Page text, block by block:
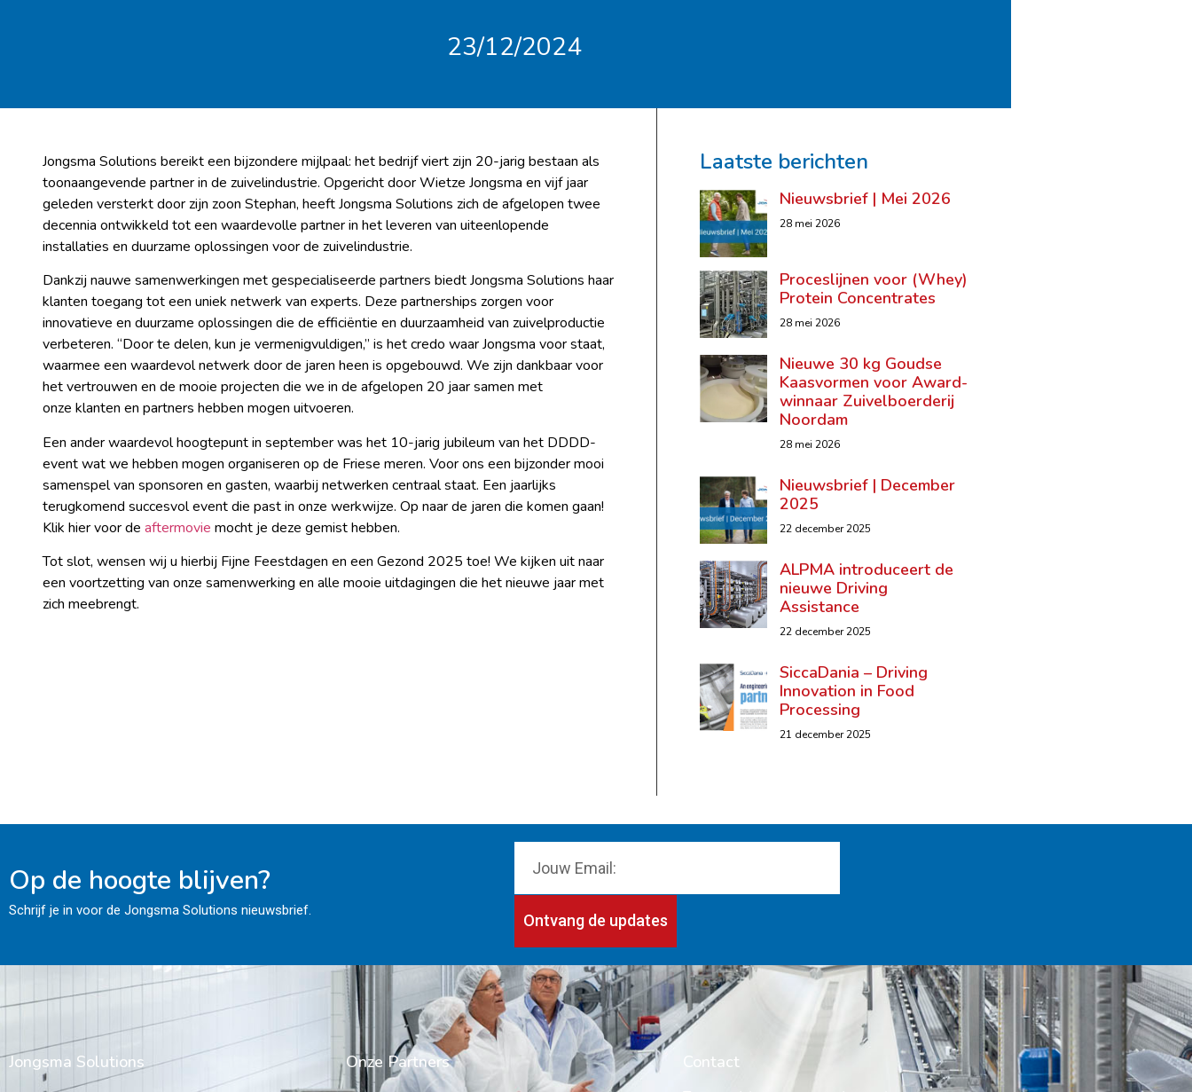
23/12/2024
Jongsma Solutions bereikt een bijzondere mijlpaal: het bedrijf viert zijn 20-jarig bestaan als
toonaangevende partner in de zuivelindustrie. Opgericht door Wietze Jongsma en vijf jaar
geleden versterkt door zijn zoon Stephan, heeft Jongsma Solutions zich de afgelopen twee
decennia ontwikkeld tot een waardevolle partner in het leveren van uiteenlopende
installaties en duurzame oplossingen voor de zuivelindustrie.
Dankzij nauwe samenwerkingen met gespecialiseerde partners biedt Jongsma Solutions haar
klanten toegang tot een uniek netwerk van experts. Deze partnerships zorgen voor
innovatieve en duurzame oplossingen die de efficiëntie en duurzaamheid van zuivelproductie
verbeteren. “Door te delen, kun je vermenigvuldigen,” is het credo waar Jongsma voor staat,
waarmee een waardevol netwerk door de jaren heen is opgebouwd. We zijn dankbaar voor
het vertrouwen en de mooie projecten die we in de afgelopen 20 jaar samen met
onze klanten en partners hebben mogen uitvoeren.
Een ander waardevol hoogtepunt in september was het 10-jarig jubileum van het DDDD-
event wat we hebben mogen organiseren op de Friese meren. Voor ons een bijzonder mooi
samenspel van sponsoren en gasten, waarbij netwerken centraal staat. Een jaarlijks
terugkomend succesvol event die past in onze werkwijze. Op naar de jaren die komen gaan!
Klik hier voor de aftermovie mocht je deze gemist hebben.
Tot slot, wensen wij u hierbij Fijne Feestdagen en een Gezond 2025 toe! We kijken uit naar
een voortzetting van onze samenwerking en alle mooie uitdagingen die het nieuwe jaar met
zich meebrengt.
Laatste berichten
Nieuwsbrief | Mei 2026
28 mei 2026
Proceslijnen voor (Whey)
Protein Concentrates
28 mei 2026
Nieuwe 30 kg Goudse
Kaasvormen voor Award-
winnaar Zuivelboerderij
Noordam
28 mei 2026
Nieuwsbrief | December
2025
22 december 2025
ALPMA introduceert de
nieuwe Driving
Assistance
22 december 2025
SiccaDania – Driving
Innovation in Food
Processing
21 december 2025
Op de hoogte blijven?
Schrijf je in voor de Jongsma Solutions nieuwsbrief.
Ontvang de updates
Jongsma Solutions Onze Partners Contact